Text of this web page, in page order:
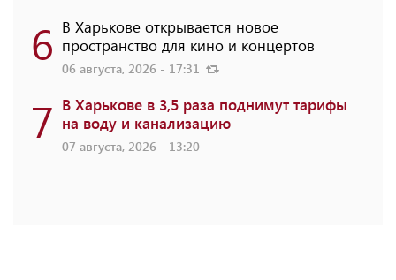
6 В Харькове открывается новое
пространство для кино и концертов
06 августа, 2026 - 17:31
7 В Харькове в 3,5 раза поднимут тарифы
на воду и канализацию
07 августа, 2026 - 13:20